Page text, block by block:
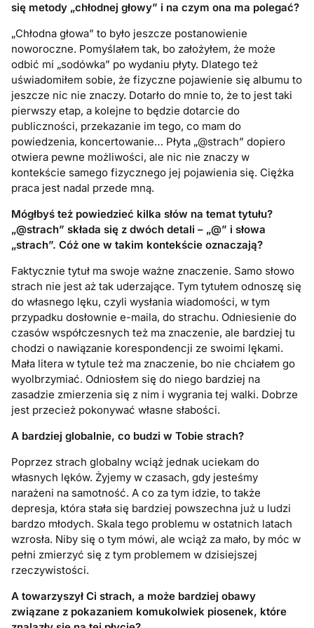
się metody „chłodnej głowy” i na czym ona ma polegać?
„Chłodna głowa” to było jeszcze postanowienie
noworoczne. Pomyślałem tak, bo założyłem, że może
odbić mi „sodówka” po wydaniu płyty. Dlatego też
uświadomiłem sobie, że fizyczne pojawienie się albumu to
jeszcze nic nie znaczy. Dotarło do mnie to, że to jest taki
pierwszy etap, a kolejne to będzie dotarcie do
publiczności, przekazanie im tego, co mam do
powiedzenia, koncertowanie… Płyta „@strach” dopiero
otwiera pewne możliwości, ale nic nie znaczy w
kontekście samego fizycznego jej pojawienia się. Ciężka
praca jest nadal przede mną.
Mógłbyś też powiedzieć kilka słów na temat tytułu?
„@strach” składa się z dwóch detali– „@” i słowa
„strach”. Cóż one w takim kontekście oznaczają?
Faktycznie tytuł ma swoje ważne znaczenie. Samo słowo
strach nie jest aż tak uderzające. Tym tytułem odnoszę się
do własnego lęku, czyli wysłania wiadomości, w tym
przypadku dosłownie e-maila, do strachu. Odniesienie do
czasów współczesnych też ma znaczenie, ale bardziej tu
chodzi o nawiązanie korespondencji ze swoimi lękami.
Mała litera w tytule też ma znaczenie, bo nie chciałem go
wyolbrzymiać. Odniosłem się do niego bardziej na
zasadzie zmierzenia się z nim i wygrania tej walki. Dobrze
jest przecież pokonywać własne słabości.
A bardziej globalnie, co budzi w Tobie strach?
Poprzez strach globalny wciąż jednak uciekam do
własnych lęków. Żyjemy w czasach, gdy jesteśmy
narażeni na samotność. A co za tym idzie, to także
depresja, która stała się bardziej powszechna już u ludzi
bardzo młodych. Skala tego problemu w ostatnich latach
wzrosła. Niby się o tym mówi, ale wciąż za mało, by móc w
pełni zmierzyć się z tym problemem w dzisiejszej
rzeczywistości.
A towarzyszyłCi strach, a może bardziej obawy
związane z pokazaniem komukolwiek piosenek, które